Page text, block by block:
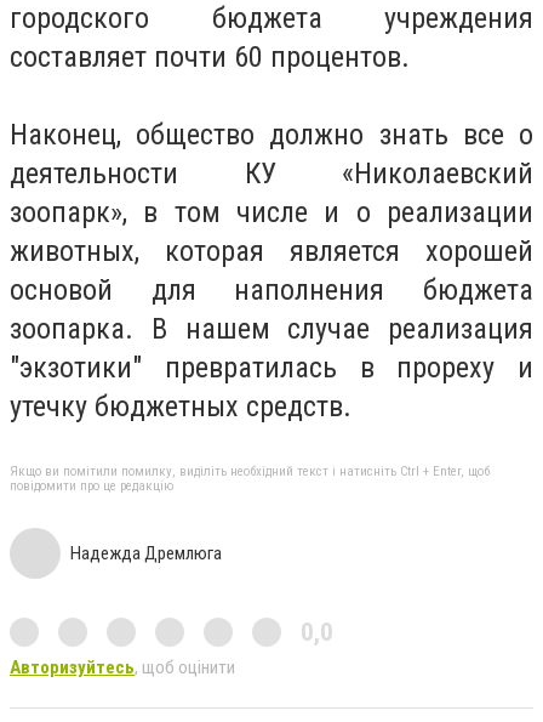
городского бюджета учреждения
составляет почти 60 процентов.
Наконец, общество должно знать все о
деятельности КУ «Николаевский
зоопарк», в том числе и о реализации
животных, которая является хорошей
основой для наполнения бюджета
зоопарка. В нашем случае реализация
"экзотики" превратилась в прореху и
утечку бюджетных средств.
Якщо ви помітили помилку, виділіть необхідний текст і натисніть Ctrl + Enter, щоб
повідомити про це редакцію
Надежда Дремлюга
0,0
Авторизуйтесь, щоб оцінити